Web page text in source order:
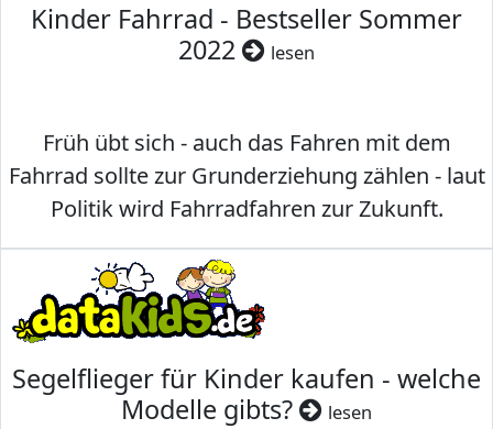
Kinder Fahrrad - Bestseller Sommer
2022
lesen
Früh übt sich - auch das Fahren mit dem
Fahrrad sollte zur Grunderziehung zählen - laut
Politik wird Fahrradfahren zur Zukunft.
Segelflieger für Kinder kaufen - welche
Modelle gibts?
lesen